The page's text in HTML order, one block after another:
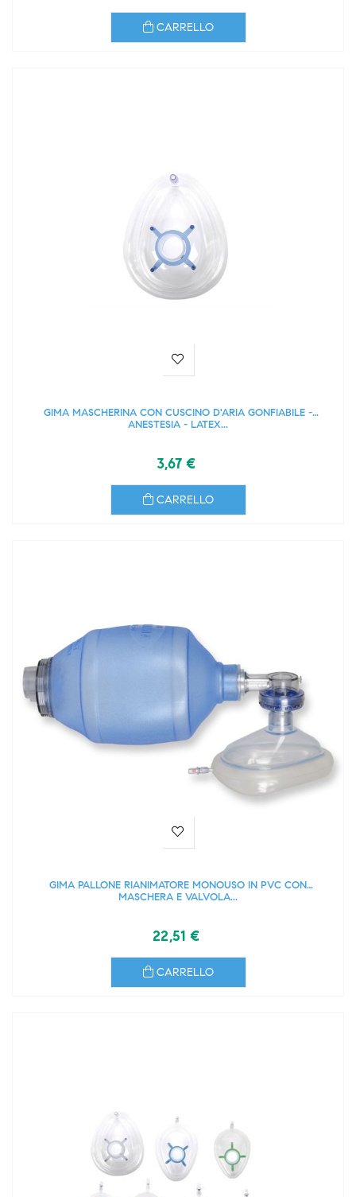
CARRELLO
GIMA MASCHERINA CON CUSCINO D'ARIA GONFIABILE -
ANESTESIA - LATEX...
3,67 €
CARRELLO
GIMA PALLONE RIANIMATORE MONOUSO IN PVC CON
MASCHERA E VALVOLA...
22,51 €
CARRELLO